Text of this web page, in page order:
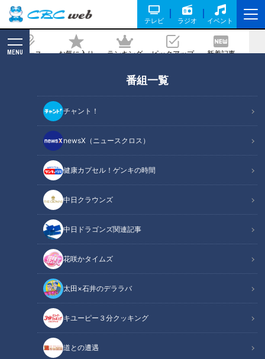
テレビ ラジオ イベント
ニュース お気に入り ランキング ピックアップ 新着記事
MENU
番組一覧
チャント！
newsX（ニュースクロス）
健康カプセル！ゲンキの時間
中日クラウンズ
中日ドラゴンズ関連記事
花咲かタイムズ
太田×石井のデララバ
キユーピー３分クッキング
道との遭遇
太田×石井のデララバ
東海地方の皆が知っているつもりである「ド定番」のスポット・話
題・人などの知られざるポイントを太田光が独自の目線で徹底深掘
り！深い情報を知り尽くしたマニアたちと共に知られざる魅力と驚
きの事実を徹底取材で掘り起こしていく地元が大好きになる1時
間！毎週水曜午後7:00～放送。
番組サイト
YouTube
番組公式Tiktok
名古屋めしマニアの裏話